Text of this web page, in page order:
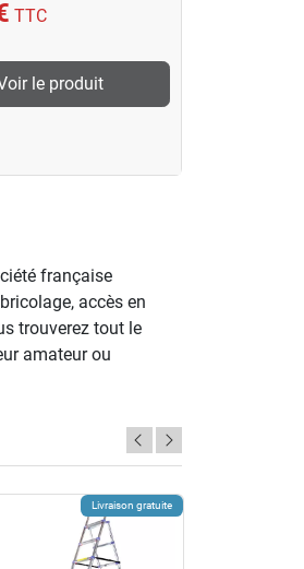
TTC
le produit
française
accès en
trouverez tout le
amateur ou
Livraison gratuite